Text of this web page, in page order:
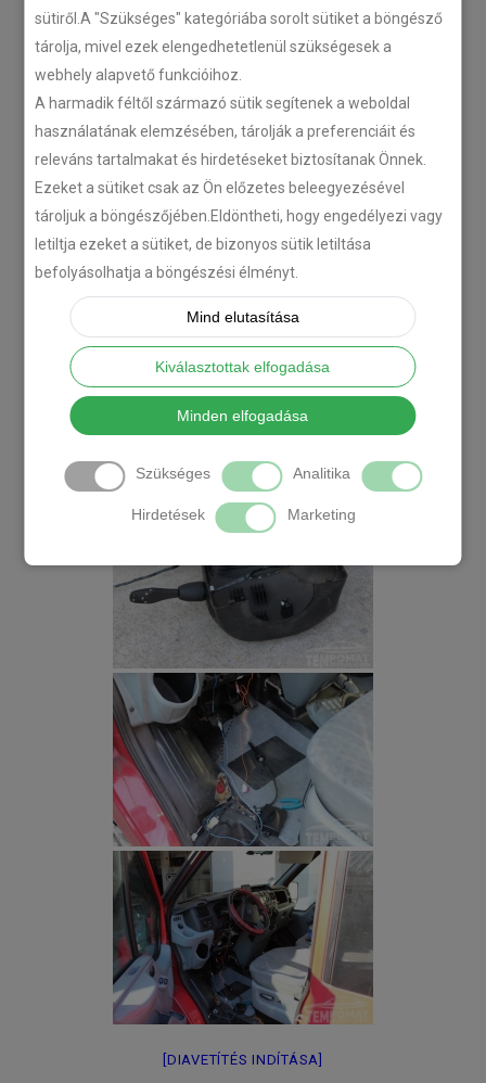
sütiről.A "Szükséges" kategóriába sorolt sütiket a böngésző
tárolja, mivel ezek elengedhetetlenül szükségesek a
webhely alapvető funkcióihoz.
A harmadik féltől származó sütik segítenek a weboldal
használatának elemzésében, tárolják a preferenciáit és
releváns tartalmakat és hirdetéseket biztosítanak Önnek.
Ezeket a sütiket csak az Ön előzetes beleegyezésével
tároljuk a böngészőjében.Eldöntheti, hogy engedélyezi vagy
letiltja ezeket a sütiket, de bizonyos sütik letiltása
befolyásolhatja a böngészési élményt.
Mind elutasítása
Kiválasztottak elfogadása
Minden elfogadása
Szükséges Analitika
Hirdetések Marketing
[DIAVETÍTÉS INDÍTÁSA]